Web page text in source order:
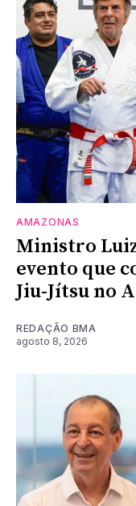
AMAZONAS
Ministro
evento que
Jiu-Jítsu no
REDAÇÃO BMA
agosto 8, 2026